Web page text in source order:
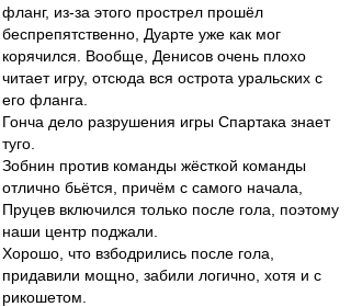
фланг, из-за этого прострел прошёл
беспрепятственно, Дуарте уже как мог
корячился. Вообще, Денисов очень плохо
читает игру, отсюда вся острота уральских с
его фланга.
Гонча дело разрушения игры Спартака знает
туго.
Зобнин против команды жёсткой команды
отлично бьётся, причём с самого начала,
Пруцев включился только после гола, поэтому
наши центр поджали.
Хорошо, что взбодрились после гола,
придавили мощно, забили логично, хотя и с
рикошетом.